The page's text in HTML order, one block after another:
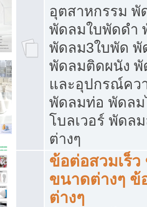
อุตสาหกรรม
พัดลมใบพัดดำ
พัดลม3ใบพัด พั
พัดลมติดผนัง
และอุปกรณ์คว
พัดลมท่อ พัดลม
โบลเวอร์ พัดล
ต่างๆ
ข้อต่อสวมเร็
ขนาดต่างๆ ข้
ต่างๆ